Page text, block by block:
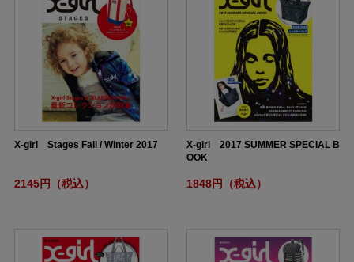
X-girl Stages Fall / Winter 2017
2145円（税込）
X-girl 2017 SUMMER SPECIAL B
OOK
1848円（税込）